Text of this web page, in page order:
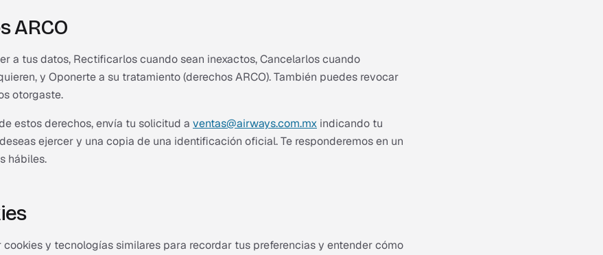
ARCO
a tus datos, Rectificarlos cuando sean inexactos, Cancelarlos cuando
y Oponerte a su tratamiento (derechos ARCO). También puedes revocar
otorgaste.
estos derechos, envía tu solicitud a ventas@airways.com.mx indicando tu
ejercer y una copia de una identificación oficial. Te responderemos en un
hábiles.
y tecnologías similares para recordar tus preferencias y entender cómo